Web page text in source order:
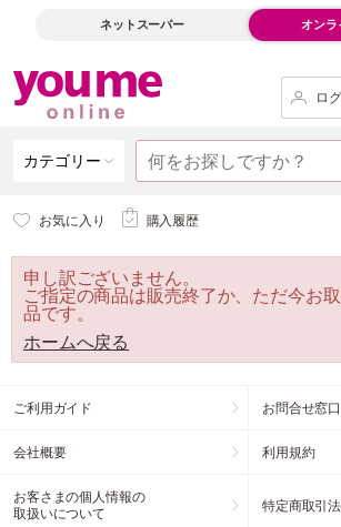
ネットスーパー オンラ
ロ
カテゴリー
お気に入り 購入履歴
申し訳ございません。
ご指定の商品は販売終了か、ただ今お
品です。
ホームへ戻る
ご利用ガイド お問合せ窓口
会社概要 利用規約
お客さまの個人情報の
取扱いについて
特定商取引